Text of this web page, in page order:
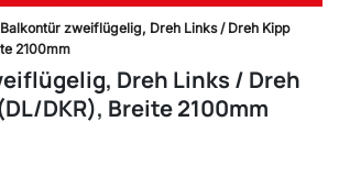
Balkontür zweiflügelig, Dreh Links / Dreh Kipp
2100mm
Dreh Links / Dreh
DKR), Breite 2100mm